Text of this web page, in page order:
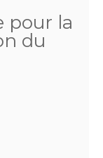
pour la
du